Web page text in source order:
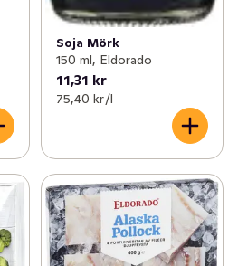
Soja Mörk
150 ml, Eldorado
11,31 kr
75,40 kr /l